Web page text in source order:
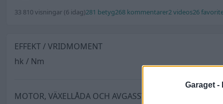
Garaget -
33 810 visningar (6 idag)281 betyg268 kommentarer2 videos26
EFFEKT / VRIDMOMENT
hk / Nm
MOTOR, VÄXELLÅDA OCH AVGASSYSTEM